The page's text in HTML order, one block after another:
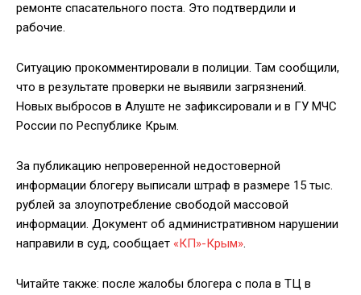
ремонте спасательного поста. Это подтвердили и
рабочие.
Ситуацию прокомментировали в полиции. Там сообщили,
что в результате проверки не выявили загрязнений.
Новых выбросов в Алуште не зафиксировали и в ГУ МЧС
России по Республике Крым.
За публикацию непроверенной недостоверной
информации блогеру выписали штраф в размере 15 тыс.
рублей за злоупотребление свободой массовой
информации. Документ об административном нарушении
направили в суд, сообщает «КП»-Крым».
Читайте также: после жалобы блогера с пола в ТЦ в